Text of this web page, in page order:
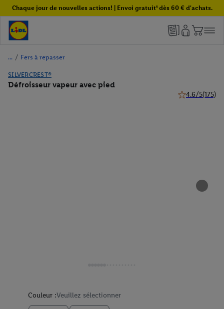
Chaque jour de nouvelles actions! | Envoi gratuit¹ dès 60 € d'achats.
/ Fers à repasser
SILVERCREST®
Défroisseur vapeur avec pied
4.6/5(175)
Couleur :Veuillez sélectionner